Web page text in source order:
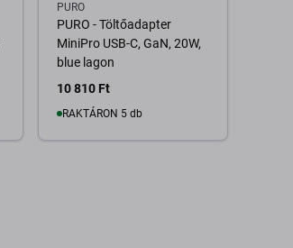
PURO
PURO - Töltőadapter
MiniPro USB-C, GaN, 20W,
blue lagon
10 810 Ft
RAKTÁRON 5 db